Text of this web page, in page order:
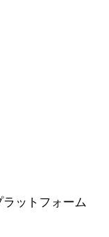
ットフォーム